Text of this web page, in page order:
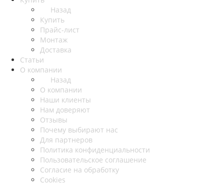
Назад
Купить
Прайс-лист
Монтаж
Доставка
Статьи
О компании
Назад
О компании
Наши клиенты
Нам доверяют
Отзывы
Почему выбирают нас
Для партнеров
Политика конфиденциальности
Пользовательское соглашение
Согласие на обработку
Cookies